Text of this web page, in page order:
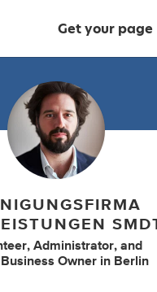
Get your page
, Administrator, and
Owner in Berlin